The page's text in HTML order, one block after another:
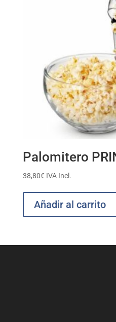
Palomitero
38,80€ IVA Incl.
Añadir al carrito